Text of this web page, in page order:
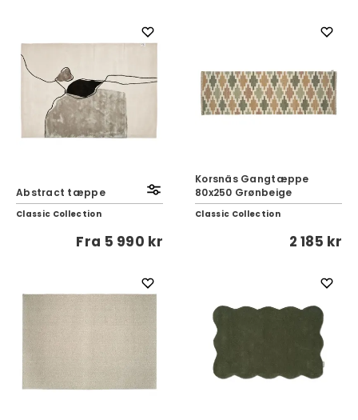
Abstract tæppe
Classic Collection
Fra 5 990 kr
Korsnäs Gangtæppe
80x250 Grønbeige
Classic Collection
2 185 kr